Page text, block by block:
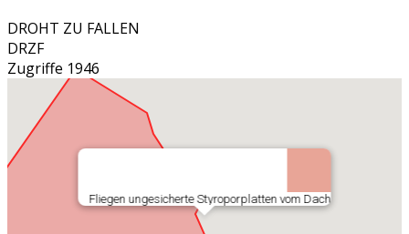
DROHT ZU FALLEN
DRZF
Zugriffe 1946
Fliegen ungesicherte Styroporplatten vom Dach